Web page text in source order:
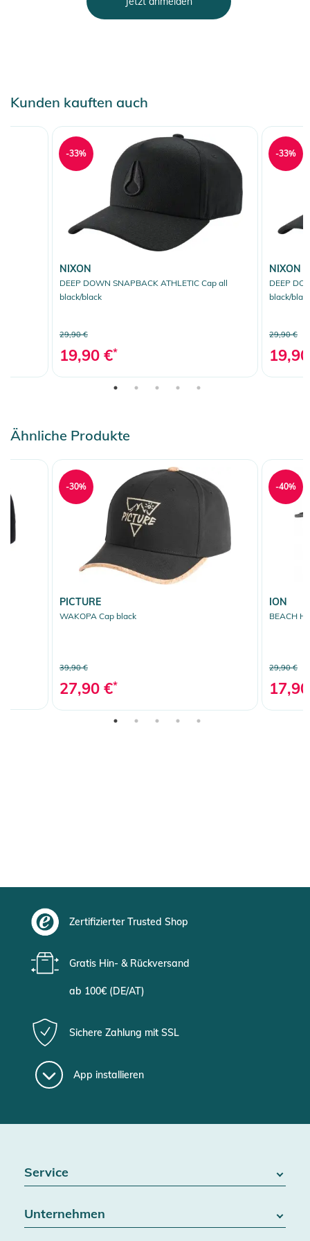
Kunden kauften auch
NIXON
DEEP DOWN SNAPBACK ATHLETIC Cap all
black/black
29,90 €
19,90 €*
-33%
NIXON
DEEP
black/
29,90 €
-33%
Ähnliche Produkte
PICTURE
WAKOPA Cap black
39,90 €
27,90 €*
-30%
ION
BEACH
29,90 €
-40%
Zertifizierter Trusted Shop
Gratis Hin- & Rückversand
ab 100€ (DE/AT)
Sichere Zahlung mit SSL
App installieren
Service
Batteriegesetz
Unternehmen